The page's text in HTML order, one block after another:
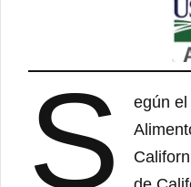
S
egún